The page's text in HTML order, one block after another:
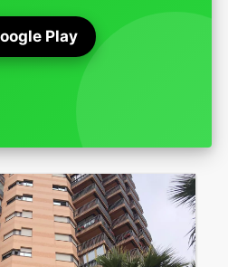
Play